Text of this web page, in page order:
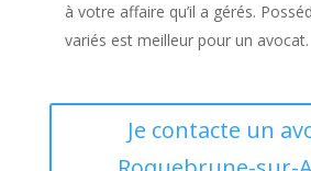
à votre affaire qu’il a gérés.
variés est meilleur pour un avocat.
Je contacte un